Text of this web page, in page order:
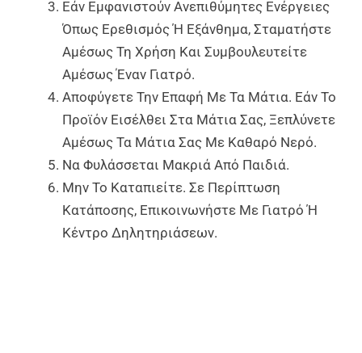
Εάν Εμφανιστούν Ανεπιθύμητες Ενέργειες
Όπως Ερεθισμός Ή Εξάνθημα, Σταματήστε
Αμέσως Τη Χρήση Και Συμβουλευτείτε
Αμέσως Έναν Γιατρό.
Αποφύγετε Την Επαφή Με Τα Μάτια. Εάν Το
Προϊόν Εισέλθει Στα Μάτια Σας, Ξεπλύνετε
Αμέσως Τα Μάτια Σας Με Καθαρό Νερό.
Να Φυλάσσεται Μακριά Από Παιδιά.
Μην Το Καταπιείτε. Σε Περίπτωση
Κατάποσης, Επικοινωνήστε Με Γιατρό Ή
Κέντρο Δηλητηριάσεων.